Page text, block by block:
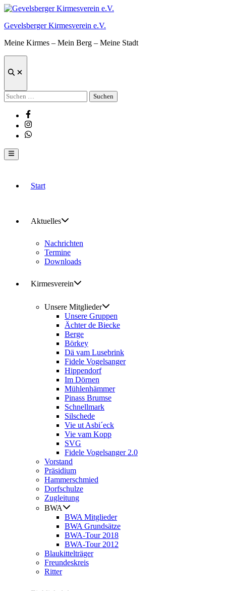
Zum
springen
Gevelsberger Kirmesverein e.V.
Meine Kirmes – Mein Berg – Meine Stadt
Suche
Suchen
nach:
Facebook
Instagram
Whatsapp
Hauptmenü
Start
Aktuelles
Nachrichten
Termine
Downloads
Kirmesverein
Unsere Mitglieder
Unsere Gruppen
Ächter de Biecke
Berge
Börkey
Dä vam Lusebrink
Fidele Vogelsanger
Hippendorf
Im Dörnen
Mühlenhämmer
Pinass Brumse
Schnellmark
Silschede
Vie ut Asbi´eck
Vie vam Kopp
SVG
Fidele Vogelsanger 2.0
Vorstand
Präsidium
Hammerschmied
Dorfschulze
Zugleitung
BWA
BWA Mitglieder
BWA Grundsätze
BWA-Tour 2018
BWA-Tour 2012
Blaukittelträger
Freundeskreis
Ritter